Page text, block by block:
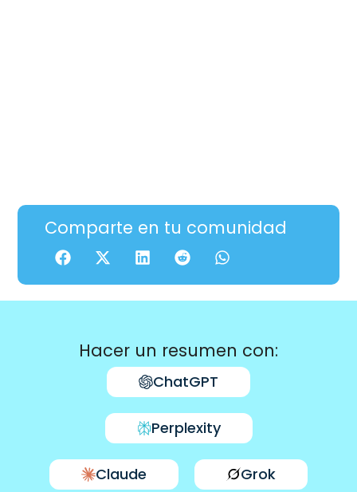
Comparte en tu comunidad
Hacer un resumen con:
ChatGPT
Perplexity
Claude Grok